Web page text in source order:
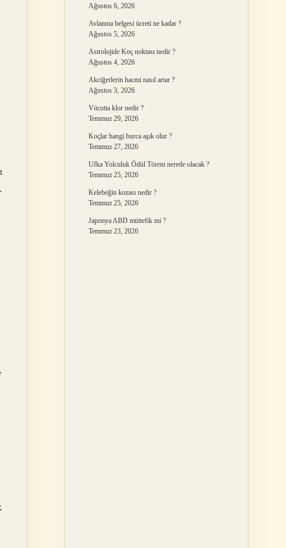
Ağustos 6, 2026
Avlanma belgesi ücreti ne kadar ?
Ağustos 5, 2026
Astrolojide Koç noktası nedir ?
Ağustos 4, 2026
Akciğerlerin hacmi nasıl artar ?
Ağustos 3, 2026
Vücutta klor nedir ?
Temmuz 29, 2026
Koçlar hangi burca aşık olur ?
Temmuz 27, 2026
Ufka Yolculuk Ödül Töreni nerede olacak ?
Temmuz 25, 2026
Kelebeğin kozası nedir ?
Temmuz 25, 2026
Japonya ABD müttefik mi ?
Temmuz 23, 2026